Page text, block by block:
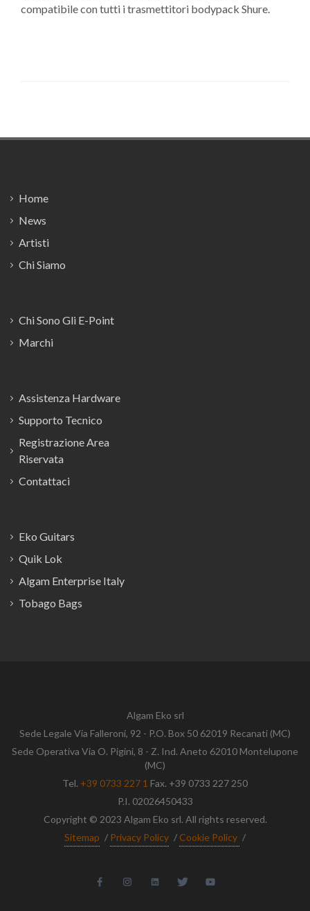
compatibile con tutti i trasmettitori bodypack Shure.
Home
News
Artisti
Chi Siamo
Chi Sono Gli E-Point
Marchi
Assistenza Hardware
Supporto Tecnico
Registrazione Area
Riservata
Contattaci
Eko Guitars
Quik Lok
Algam Enterprise Italy
Tobago Bags
Algam Eko srl
Sede Legale Via Falleroni, 92 - P.O. Box 50 62019 Recanati (MC)
Sede Operativa Via O. Pigini, 8 - Z. Ind. Aneto 62010 Montelupone
(MC)
Tel. +39 0733 227 1 Fax. +39 0733 227 250
P.I. 02026450433
Copyright © 2023 Algam Eko srl. All rights reserved.
Sitemap / Privacy Policy / Cookie Policy /